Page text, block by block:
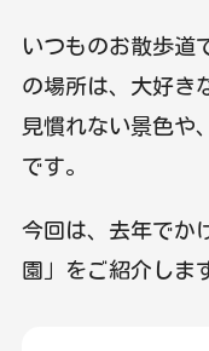
いつものお散歩道
の場所は、大好き
見慣れない景色や
です。
今回は、去年でか
園」をご紹介しま